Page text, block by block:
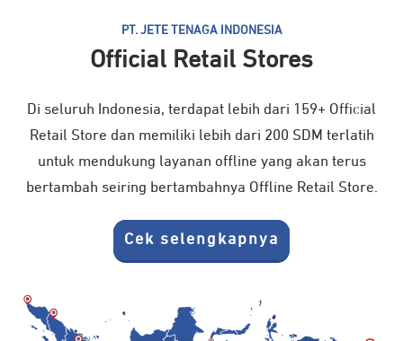
PT. JETE TENAGA INDONESIA
Official Retail Stores
Di seluruh Indonesia, terdapat lebih dari 159+ Official
Retail Store dan memiliki lebih dari 200 SDM terlatih
untuk mendukung layanan offline yang akan terus
bertambah seiring bertambahnya Offline Retail Store.
Cek selengkapnya